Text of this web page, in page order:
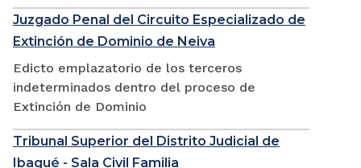
Juzgado Penal del Circuito Especializado de
Extinción de Dominio de Neiva
Edicto emplazatorio de los terceros
indeterminados dentro del proceso de
Extinción de Dominio
Tribunal Superior del Distrito Judicial de
Ibagué - Sala Civil Familia